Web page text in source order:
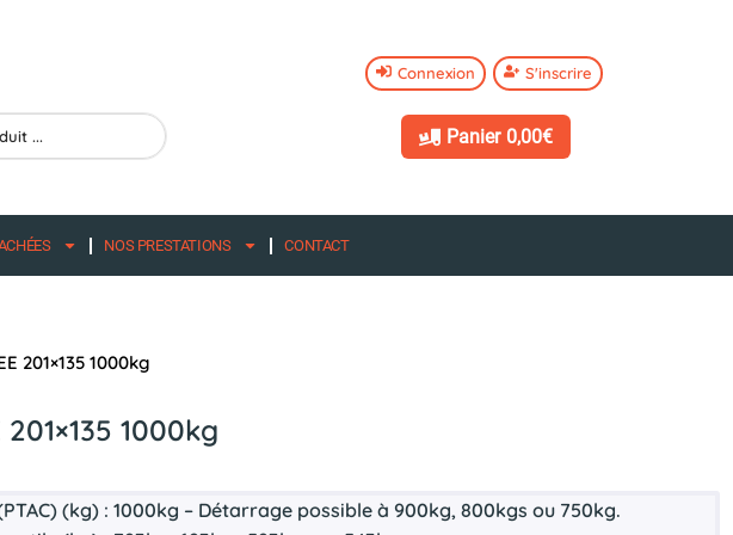
Connexion S'inscrire
Panier 0,00€
NOS PRESTATIONS CONTACT
201×135 1000kg
201×135 1000kg
(kg) : 1000kg – Détarrage possible à 900kg, 800kgs ou 750kg.